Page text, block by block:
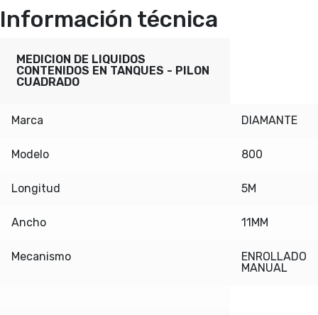
Información técnica
MEDICION DE LIQUIDOS
CONTENIDOS EN TANQUES - PILON
CUADRADO
Marca DIAMANTE
Modelo 800
Longitud 5M
Ancho 11MM
Mecanismo
ENROLLADO
MANUAL